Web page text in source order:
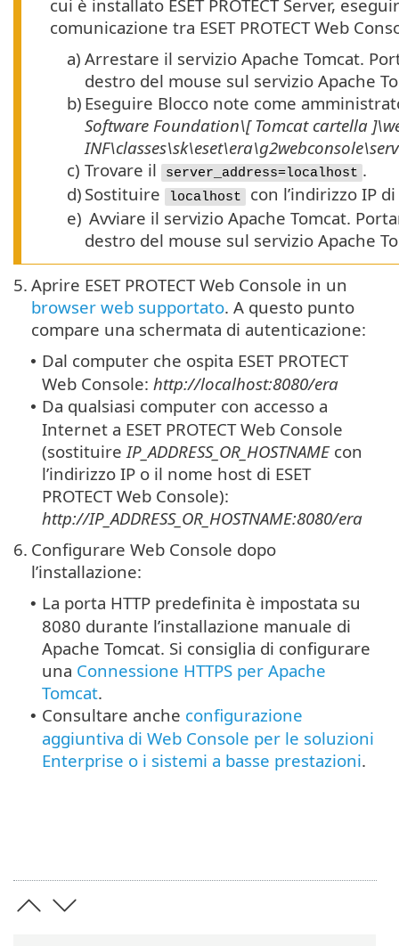
cui è installato ESET PROTECT Server,
comunicazione tra ESET PROTECT Web
a) Arrestare il servizio Apache Tomcat.
destro del mouse sul servizio Apache
b) Eseguire Blocco note come
Software Foundation\[ Tomcatcartella
c) Trovare il server_address=localhost .
d) Sostituire localhost
con l’indirizzo IP di
e) Avviare il servizio Apache Tomcat.
destro del mouse sul servizio Apache
5. Aprire ESET PROTECT Web Console in un
browser web supportato. A questo punto
compare una schermata di autenticazione:
• Dal computer che ospita ESET PROTECT
Web Console: http://localhost:8080/era
• Da qualsiasi computer con accesso a
Internet a ESET PROTECT Web Console
(sostituire IP_ADDRESS_OR_HOSTNAMEcon
l’indirizzo IP o il nome host di ESET
PROTECT Web Console):
http://IP_ADDRESS_OR_HOSTNAME:8080/era
6. Configurare Web Console dopo
l’installazione:
• La porta HTTP predefinita è impostata su
8080 durante l’installazione manuale di
Apache Tomcat. Si consiglia di configurare
una Connessione HTTPS per Apache
Tomcat.
• Consultare anche configurazione
aggiuntiva di Web Console per le soluzioni
Enterprise o i sistemi a basse prestazioni.